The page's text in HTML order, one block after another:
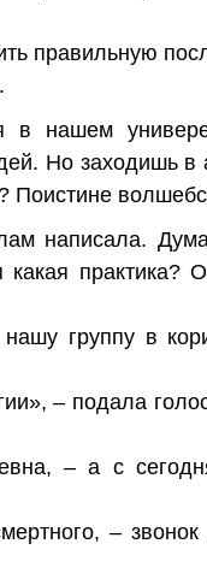
правильную
нашем
Но заходишь в
Поистине
написала.
практика?
группу в
– подала
– а с
–